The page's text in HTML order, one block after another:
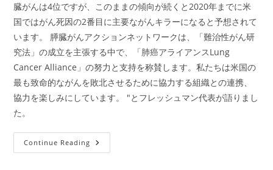
臓がんは4位ですが、このままの傾向が続くと2020年までに米
国ではがん死因の2番目に主要ながんキラーになると予想されて
います。 膵臓がんアクションネットワークは、「難治性がん研
究法」の成立を主張する中で、「肺癌アライアンスLung
Cancer Alliance」の努力と支持を称賛します。私たちは米国の
最も致命的ながんを敗北させるために協力する組織との連携、
協力を楽しみにしています。 "とフレッシュマン代表が語りまし
た。
Continue Reading 政
策